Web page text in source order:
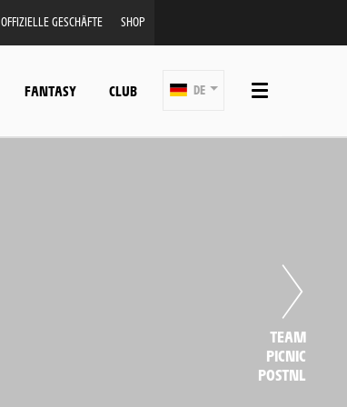
OFFIZIELLE GESCHÄFTE SHOP
FANTASY CLUB DE
TEAM
PICNIC
POSTNL